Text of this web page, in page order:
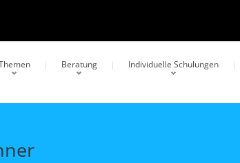
Beratung Individuelle Schulungen